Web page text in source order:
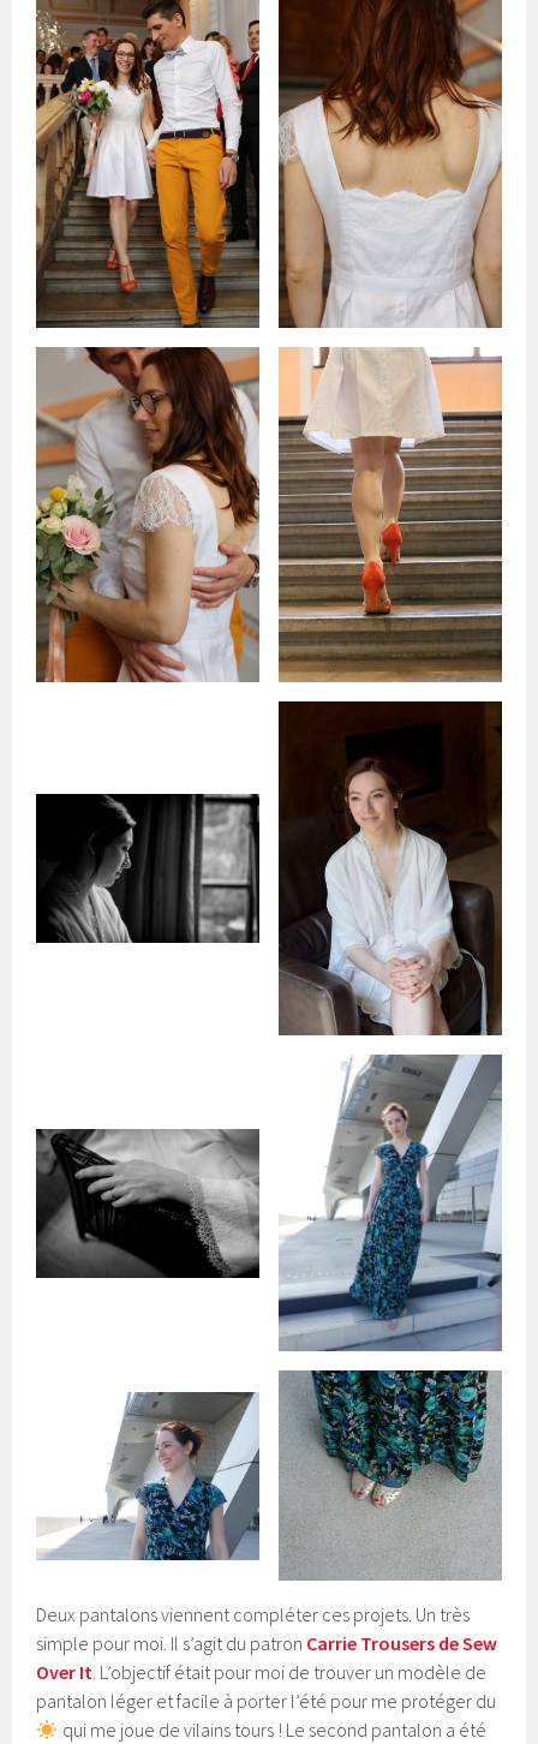
Deux pantalons viennent compléter ces projets. Un très
simple pour moi. Il s’agit du patron Carrie Trousers de Sew
Over It. L’objectif était pour moi de trouver un modèle de
pantalon léger et facile à porter l’été pour me protéger du
qui me joue de vilains tours ! Le second pantalon a été